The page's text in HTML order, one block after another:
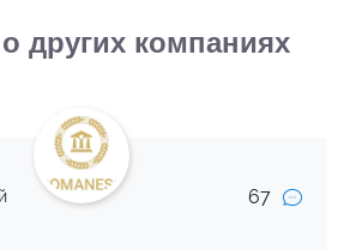
других компаниях
67